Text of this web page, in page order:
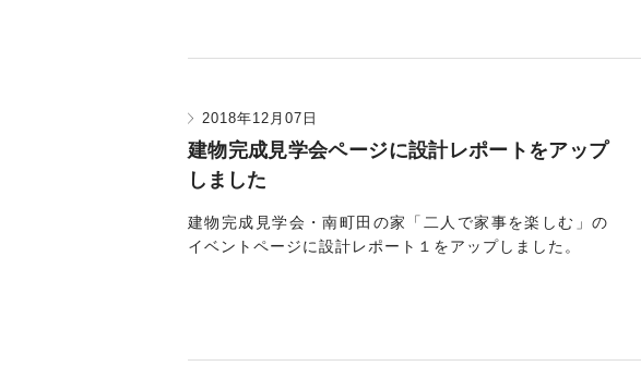
建物完成見学会ページに設計レポートをアップ
しました
2018年12月07日
建物完成見学会・南町田の家「二人で家事を楽しむ」の
イベントページに設計レポート１をアップしました。